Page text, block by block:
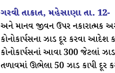
ગરવી તાકાત, મહેસાણા તા. 12-
અને માનવ જીવન ઉપર નકારાત્મક
કોનોકાર્પસના ઝાડ દૂર કરવા
કોનોકાર્પસનાં આવા 300 જેટલાં ઝાડ
તળાવમાં ઊભેલા 50 ઝાડ કાપી દૂર